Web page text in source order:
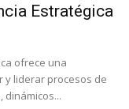
Estratégica
ofrece una
y liderar procesos de
dinámicos...